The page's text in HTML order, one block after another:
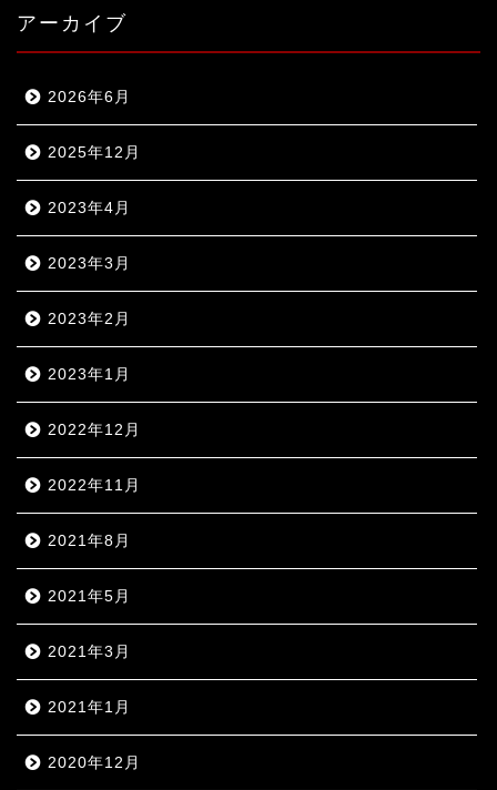
アーカイブ
2026年6月
2025年12月
2023年4月
2023年3月
2023年2月
2023年1月
2022年12月
2022年11月
2021年8月
2021年5月
2021年3月
2021年1月
2020年12月